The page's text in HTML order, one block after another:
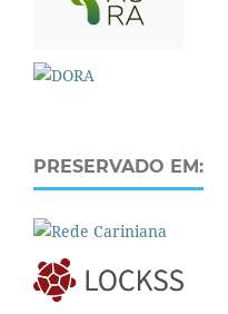
PRESERVADO EM: